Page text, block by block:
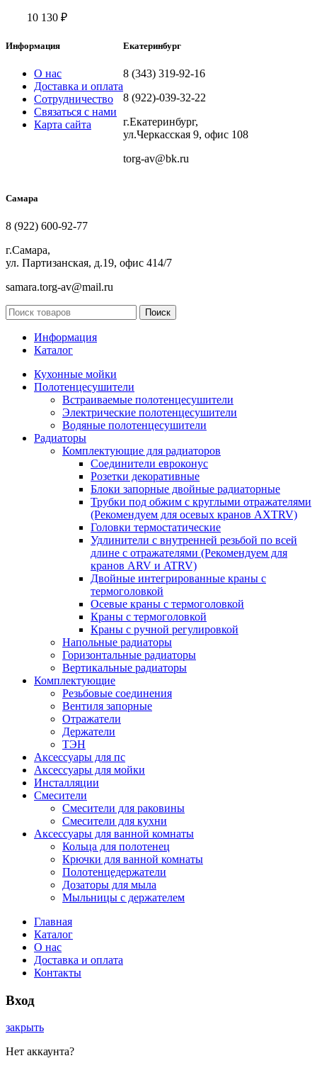
10 130 ₽
Информация
О нас
Доставка и оплата
Сотрудничество
Связаться с нами
Карта сайта
Екатеринбург
8 (343) 319-92-16
8 (922)-039-32-22
г.Екатеринбург,
ул.Черкасская 9, офис 108
torg-av@bk.ru
Самара
8 (922) 600-92-77
г.Самара,
ул. Партизанская, д.19, офис 414/7
samara.torg-av@mail.ru
Поиск
Информация
Каталог
Кухонные мойки
Полотенцесушители
Встраиваемые полотенцесушители
Электрические полотенцесушители
Водяные полотенцесушители
Радиаторы
Комплектующие для радиаторов
Соединители евроконус
Розетки декоративные
Блоки запорные двойные радиаторные
Трубки под обжим с круглыми отражателями
(Рекомендуем для осевых кранов AXTRV)
Головки термостатические
Удлинители с внутренней резьбой по всей
длине с отражателями (Рекомендуем для
кранов ARV и ATRV)
Двойные интегрированные краны с
термоголовкой
Осевые краны с термоголовкой
Краны с термоголовкой
Краны с ручной регулировкой
Напольные радиаторы
Горизонтальные радиаторы
Вертикальные радиаторы
Комплектующие
Резьбовые соединения
Вентиля запорные
Отражатели
Держатели
ТЭН
Аксессуары для пс
Аксессуары для мойки
Инсталляции
Смесители
Смесители для раковины
Смесители для кухни
Аксессуары для ванной комнаты
Кольца для полотенец
Крючки для ванной комнаты
Полотенцедержатели
Дозаторы для мыла
Мыльницы с держателем
Главная
Каталог
О нас
Доставка и оплата
Контакты
Вход
закрыть
Нет аккаунта?